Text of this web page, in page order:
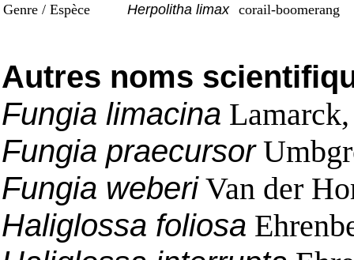
Genre / Espèce
Herpolitha limax corail-boomerang
Autres noms
Fungia limacina
Fungia praecursor
Fungia weberiVan der
Haliglossa foliosa